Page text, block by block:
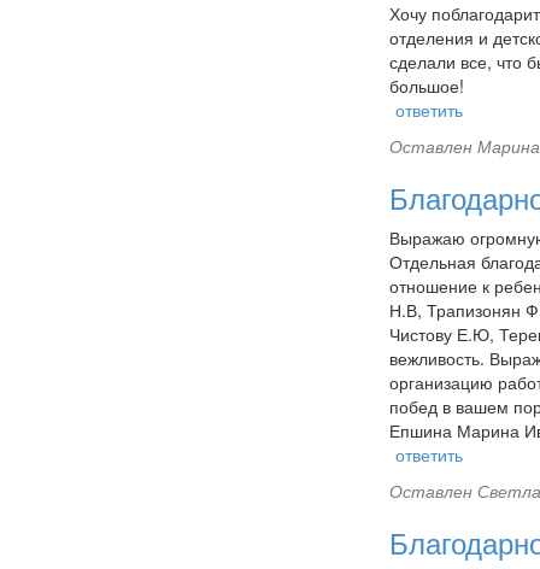
Хочу
отделения и
сделали все, что
большое!
ответить
Оставлен
Выражаю
Отдельная
отношение к
Н.В, Трапизонян
Чистову Е.Ю,
вежливость.
организацию
побед в вашем
Епшина Марина
ответить
Оставлен